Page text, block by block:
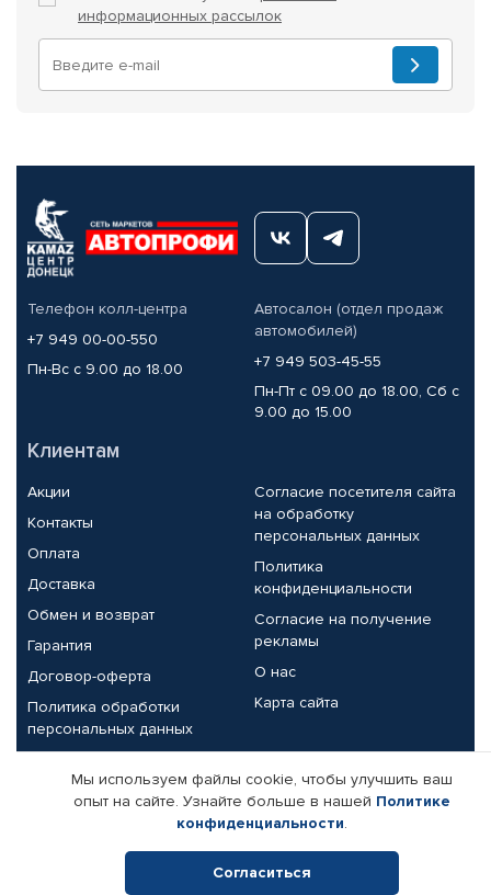
информационных рассылок
Телефон колл-центра
+7 949 00-00-550
Пн-Вс с 9.00 до 18.00
Автосалон (отдел продаж
автомобилей)
+7 949 503-45-55
Пн-Пт с 09.00 до 18.00, Сб с
9.00 до 15.00
Клиентам
Акции
Контакты
Оплата
Доставка
Обмен и возврат
Гарантия
Договор-оферта
Политика обработки
персональных данных
Согласие посетителя сайта
на обработку
персональных данных
Политика
конфиденциальности
Согласие на получение
рекламы
О нас
Карта сайта
Партнерам
Корпоративным клиентам
Поставщикам
Реквизиты компании
Мы используем файлы cookie, чтобы улучшить ваш
опыт на сайте. Узнайте больше в нашей Политике
конфиденциальности.
Согласиться